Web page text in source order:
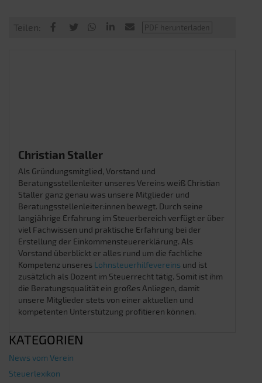
Teilen:
Christian Staller
Als Gründungsmitglied, Vorstand und
Beratungsstellenleiter unseres Vereins weiß Christian
Staller ganz genau was unsere Mitglieder und
Beratungsstellenleiter:innen bewegt. Durch seine
langjährige Erfahrung im Steuerbereich verfügt er über
viel Fachwissen und praktische Erfahrung bei der
Erstellung der Einkommensteuererklärung. Als
Vorstand überblickt er alles rund um die fachliche
Kompetenz unseres Lohnsteuerhilfevereins und ist
zusätzlich als Dozent im Steuerrecht tätig. Somit ist ihm
die Beratungsqualität ein großes Anliegen, damit
unsere Mitglieder stets von einer aktuellen und
kompetenten Unterstützung profitieren können.
KATEGORIEN
News vom Verein
Steuerlexikon